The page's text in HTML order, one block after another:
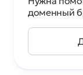
доменный